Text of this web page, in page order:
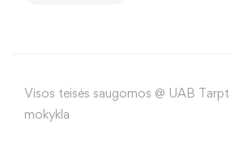
Visos teisės saugomos @ UAB
mokykla